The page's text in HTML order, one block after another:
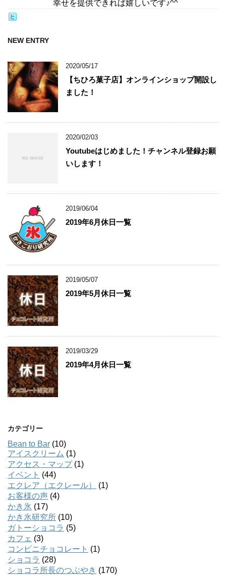
幸せを提供できれば嬉しいです♪^^
NEW ENTRY
2020/05/17
【ちひろ菓子店】オンラインショップ開設し
ました！
2020/02/03
Youtubeはじめました！チャンネル登録お願
いします！
2019/06/04
2019年6月休日一覧
2019/05/07
2019年5月休日一覧
2019/03/29
2019年4月休日一覧
カテゴリー
Bean to Bar (10)
アイスクリーム (1)
アクセス・マップ(1)
イベント (44)
エクレア（エクレール）
(1)
お客様の声 (4)
かき氷 (17)
かき氷研究所 (10)
ガトーショコラ (5)
カフェ (3)
コンビニチョコレート (1)
ショコラ (28)
ショコラ所長のつぶやき (170)